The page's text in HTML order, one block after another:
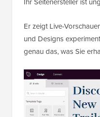
Ihr Seitenersteller ist
Er zeigt Live-
und Designs
genau das, was Sie